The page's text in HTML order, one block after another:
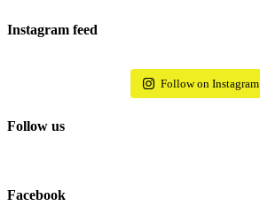
Instagram feed
Follow on Instagram
Follow us
Facebook